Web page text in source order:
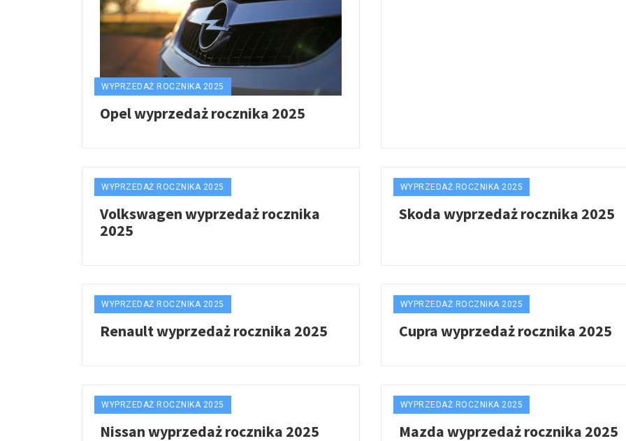
WYPRZEDAŻ ROCZNIKA 2025
Opel wyprzedaż rocznika 2025
WYPRZEDAŻ ROCZNIKA 2025
Volkswagen wyprzedaż rocznika
2025
WYPRZEDAŻ ROCZNIKA 2025
Skoda wyprzedaż rocznika 2025
WYPRZEDAŻ ROCZNIKA 2025
Renault wyprzedaż rocznika 2025
WYPRZEDAŻ ROCZNIKA 2025
Cupra wyprzedaż rocznika 2025
WYPRZEDAŻ ROCZNIKA 2025
Nissan wyprzedaż rocznika 2025
WYPRZEDAŻ ROCZNIKA 2025
Mazda wyprzedaż rocznika 2025